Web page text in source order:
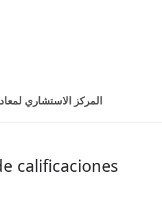
المركز الاستشاري
calificaciones